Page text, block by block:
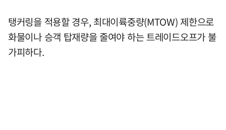
탱커링을 적용할 경우, 최대이륙중량(MTOW) 제한으로
화물이나 승객 탑재량을 줄여야 하는 트레이드오프가 불
가피하다.